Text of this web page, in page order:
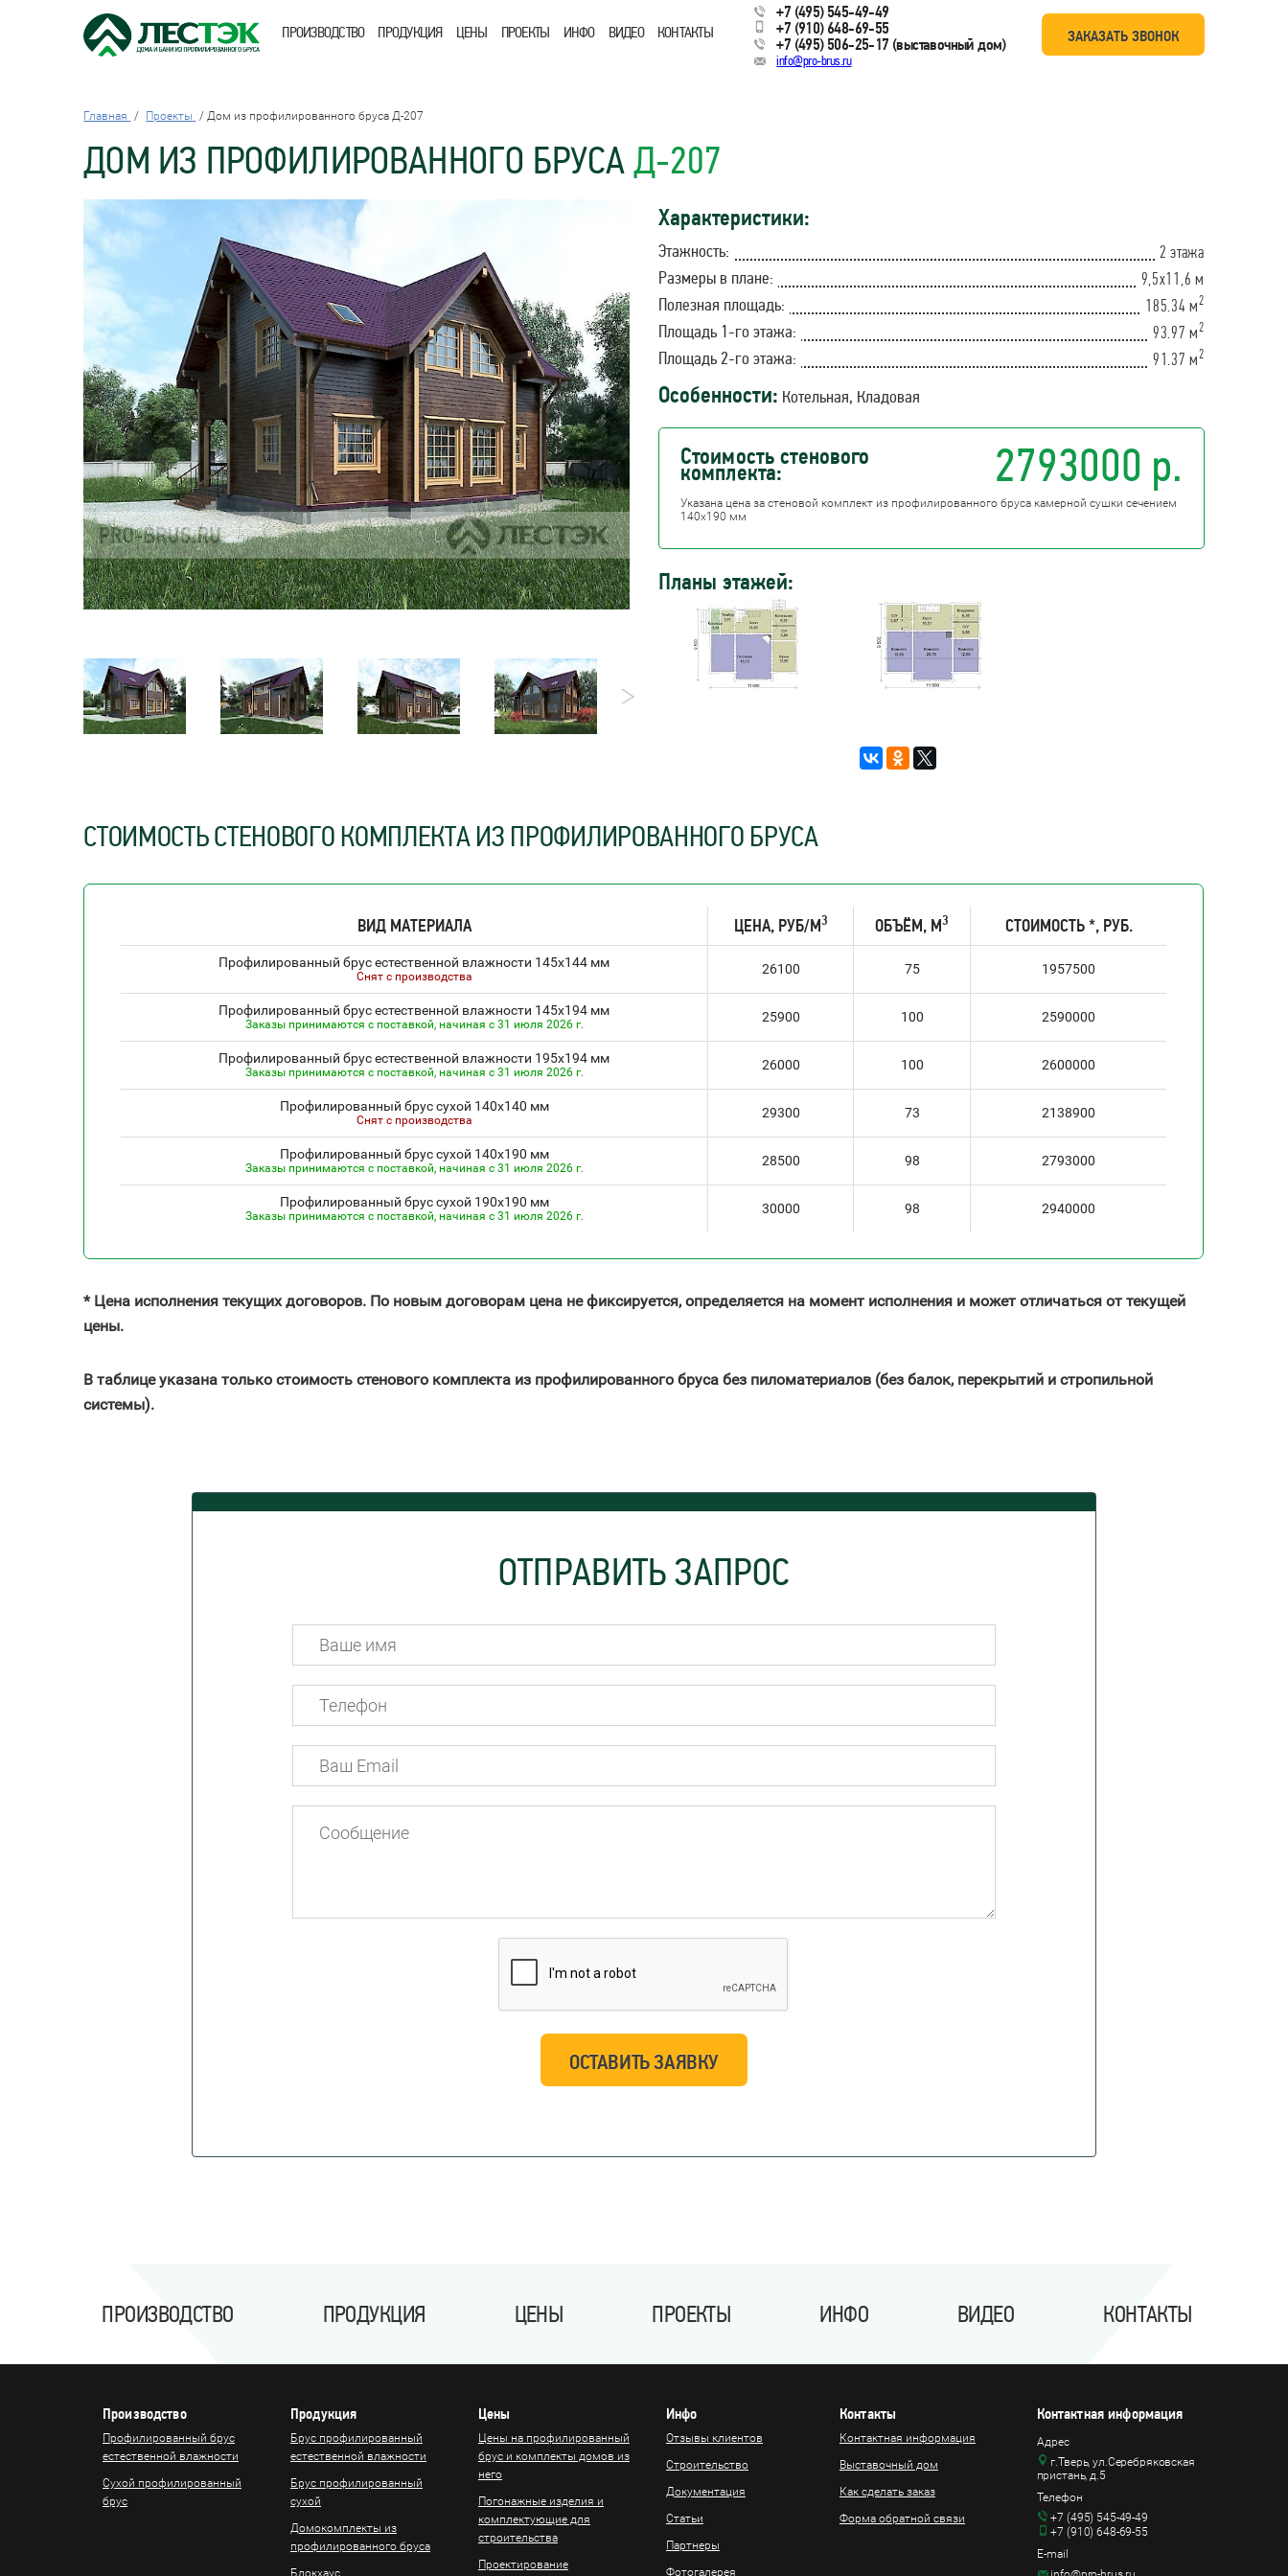
ПРОИЗВОДСТВО ПРОДУКЦИЯ ЦЕНЫ ПРОЕКТЫ ИНФО ВИДЕО КОНТАКТЫ
+7 (495) 545-49-49
+7 (910) 648-69-55
+7 (495) 506-25-17 (выставочный дом)
info@pro-brus.ru
ЗАКАЗАТЬ ЗВОНОК
Главная Проекты Дом из профилированного бруса Д-207
ДОМ ИЗ ПРОФИЛИРОВАННОГО БРУСА Д-207
Характеристики:
Этажность:
2 этажа
Размеры в плане:
9,5х11,6 м
Полезная площадь:
185.34 м2
Площадь 1-го этажа: 93.97 м2
Площадь 2-го этажа: 91.37 м2
Особенности: Котельная, Кладовая
Стоимость стенового
комплекта: 2793000 р.
Указана цена за стеновой комплект из профилированного бруса камерной сушки сечением
140х190 мм
Планы этажей:
СТОИМОСТЬ СТЕНОВОГО КОМПЛЕКТА ИЗ ПРОФИЛИРОВАННОГО БРУСА
ВИД МАТЕРИАЛА ЦЕНА, РУБ/М3 ОБЪЁМ, М3 СТОИМОСТЬ *, РУБ.
Профилированный брус естественной влажности 145х144 мм
Снят с производства 26100 75 1957500
Профилированный брус естественной влажности 145х194 мм
Заказы принимаются с поставкой, начиная с 31 июля 2026 г. 25900 100 2590000
Профилированный брус естественной влажности 195х194 мм
Заказы принимаются с поставкой, начиная с 31 июля 2026 г. 26000 100 2600000
Профилированный брус сухой 140х140 мм
Снят с производства 29300 73 2138900
Профилированный брус сухой 140х190 мм
Заказы принимаются с поставкой, начиная с 31 июля 2026 г. 28500 98 2793000
Профилированный брус сухой 190х190 мм
Заказы принимаются с поставкой, начиная с 31 июля 2026 г. 30000 98 2940000
* Цена исполнения текущих договоров. По новым договорам цена не фиксируется, определяется на момент исполнения и может отличаться от текущей
цены.
В таблице указана только стоимость стенового комплекта из профилированного бруса без пиломатериалов (без балок, перекрытий и стропильной
системы).
ОТПРАВИТЬ ЗАПРОС
ОСТАВИТЬ ЗАЯВКУ
ПРОИЗВОДСТВО ПРОДУКЦИЯ ЦЕНЫ ПРОЕКТЫ ИНФО ВИДЕО КОНТАКТЫ
Производство
Профилированный брус
естественной влажности
Сухой профилированный
брус
Продукция
Брус профилированный
естественной влажности
Брус профилированный
сухой
Домокомплекты из
профилированного бруса
Блокхаус
Цены
Цены на профилированный
брус и комплекты домов из
него
Погонажные изделия и
комплектующие для
строительства
Проектирование
Инфо
Отзывы клиентов
Строительство
Документация
Статьи
Партнеры
Фотогалерея
Контакты
Контактная информация
Выставочный дом
Как сделать заказ
Форма обратной связи
Контактная информация
Адрес
г.Тверь, ул.Серебряковская
пристань, д.5
Телефон
+7 (495) 545-49-49
+7 (910) 648-69-55
E-mail